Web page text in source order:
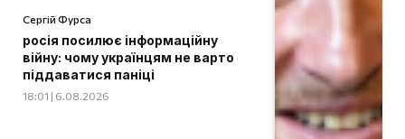
Сергій Фурса
росія посилює інформаційну
війну: чому українцям не варто
піддаватися паніці
18:01 | 6.08.2026